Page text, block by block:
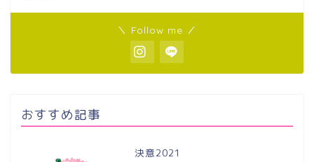
＼ Follow me ／
おすすめ記事
決意2021